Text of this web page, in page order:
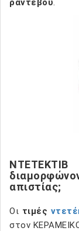
ραντεβού.
απιστίας;
Οι τιμές
στον